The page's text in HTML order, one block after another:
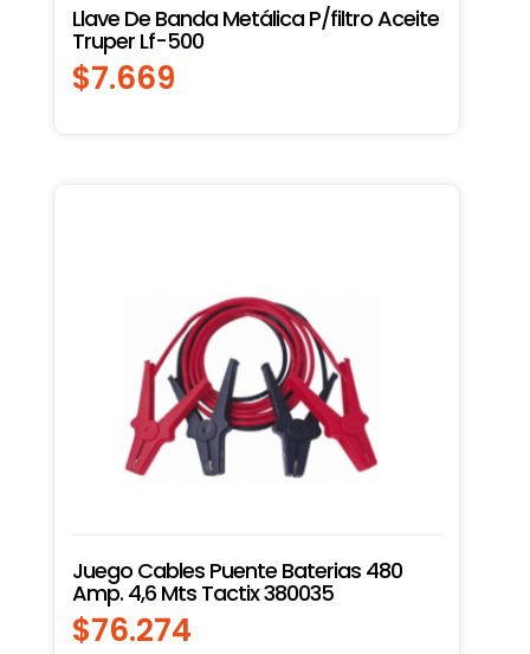
Llave De Banda Metálica P/filtro Aceite
Truper Lf-500
$7.669
Juego Cables Puente Baterias 480
Amp. 4,6 Mts Tactix 380035
$76.274